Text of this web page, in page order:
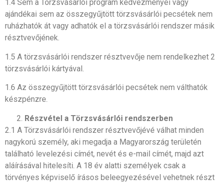
1.4 Sem a Törzsvásárlói program kedvezményei vagy
ajándékai sem az összegyűjtött törzsvásárlói pecsétek nem
ruházhatók át vagy adhatók el a törzsvásárlói rendszer másik
résztvevőjének.
1.5 A törzsvásárlói rendszer résztvevője nem rendelkezhet 2
törzsvásárlói kártyával.
1.6 Az összegyűjtött törzsvásárlói pecsétek nem válthatók
készpénzre.
Részvétel a Törzsvásárlói rendszerben
2.1 A Törzsvásárlói rendszer résztvevőjévé válhat minden
nagykorú személy, aki megadja a Magyarország területén
található levelezési címét, nevét és e-mail címét, majd azt
aláírásával hitelesíti. A 18 év alatti személyek csak a
törvényes képviselő írásos beleegyezésével vehetnek részt